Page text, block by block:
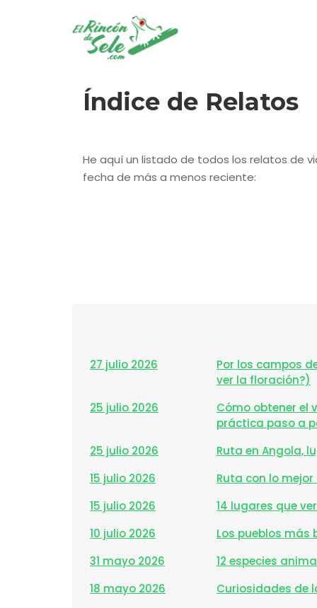
Índice de Relatos
He aquí un listado de todos los relatos de
fecha de más a menos reciente:
27 julio 2026
Por los campos
ver la floración?)
25 julio 2026
Cómo obtener el
práctica paso a
25 julio 2026
Ruta en Angola,
15 julio 2026
Ruta con lo
15 julio 2026
14 lugares que
10 julio 2026
Los pueblos más
31 mayo 2026
12 especies
18 mayo 2026
Curiosidades de